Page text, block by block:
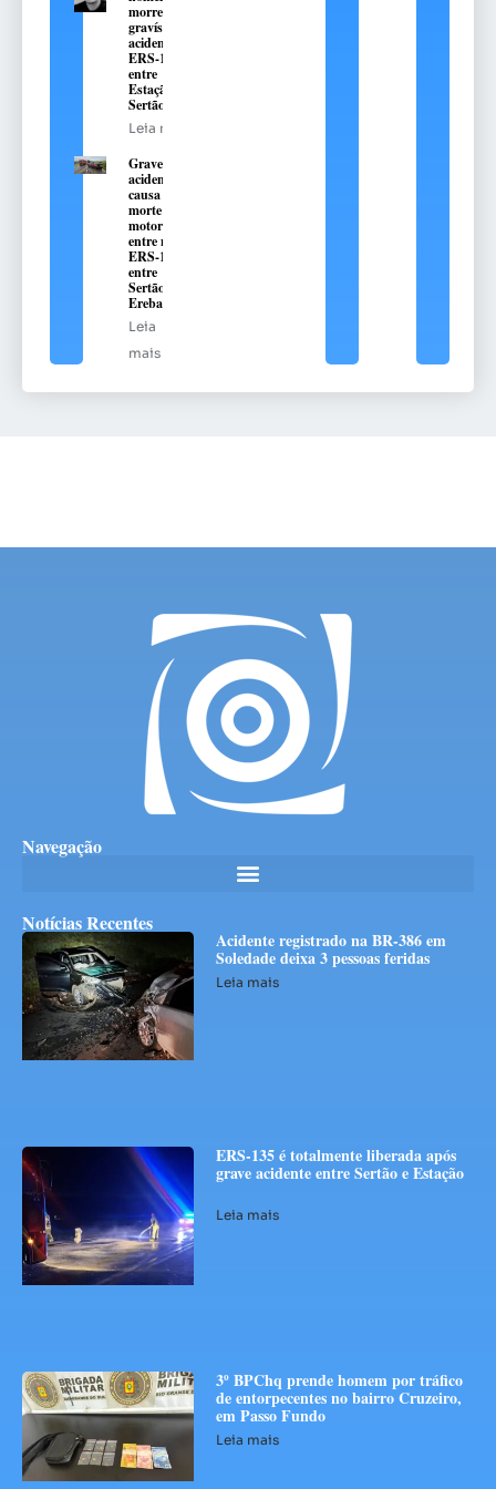
morreu em
gravíssimo
acidente na
ERS-135,
entre
Estação e
Sertão
Leia mais
Grave
acidente
causa
morte de
motorista
entre na
ERS-135,
entre
Sertão e
Erebango
Leia
mais
Navegação
Notícias Recentes
Acidente registrado na BR-386 em
Soledade deixa 3 pessoas feridas
Leia mais
ERS-135 é totalmente liberada após
grave acidente entre Sertão e Estação
Leia mais
3º BPChq prende homem por tráfico
de entorpecentes no bairro Cruzeiro,
em Passo Fundo
Leia mais